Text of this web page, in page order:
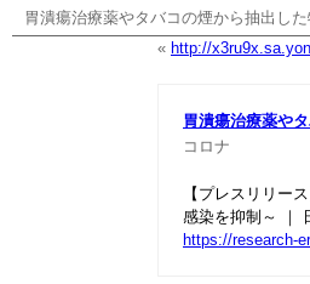
胃潰瘍治療薬やタバコの煙から抽出し
« http://
胃潰瘍治療薬や
コロナ
【プレスリリー
感染を抑制～ ｜
https://research-